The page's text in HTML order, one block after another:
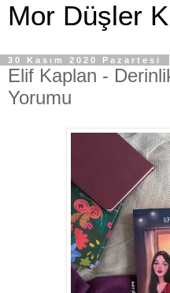
Mor Düşler
30 Kasım 2020 Pazartesi
Elif Kaplan -
Yorumu